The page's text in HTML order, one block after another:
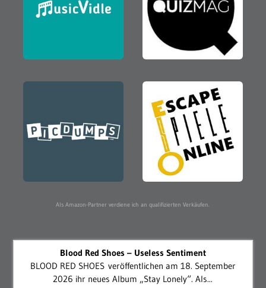
Als Amazon-Partner verdiene ich an qualifizierten Verkäufen.
Blood Red Shoes – Useless Sentiment
BLOOD RED SHOES veröffentlichen am 18. September
2026 ihr neues Album „Stay Lonely“. Als...